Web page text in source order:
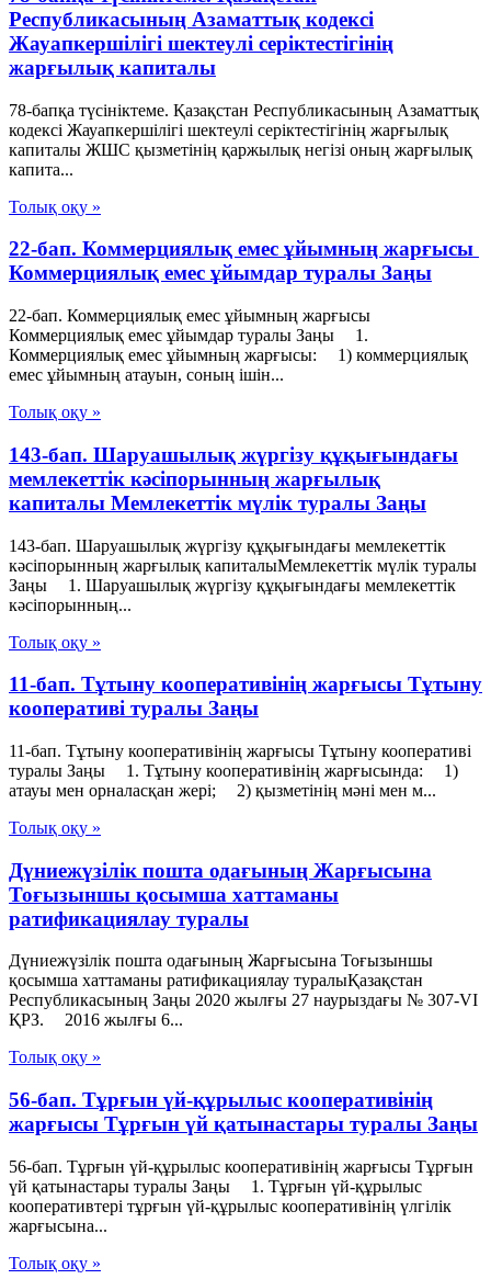
Республикасының Азаматтық кодексі
Жауапкершілігі шектеулі серіктестігінің
жарғылық капиталы
78-бапқа түсініктеме. Қазақстан Республикасының Азаматтық
кодексі Жауапкершілігі шектеулі серіктестігінің жарғылық
капиталы ЖШС қызметінің қаржылық негізі оның жарғылық
капита...
Толық оқу »
22-бап. Коммерциялық емес ұйымның жарғысы
Коммерциялық емес ұйымдар туралы Заңы
22-бап. Коммерциялық емес ұйымның жарғысы
Коммерциялық емес ұйымдар туралы Заңы 1.
Коммерциялық емес ұйымның жарғысы: 1) коммерциялық
емес ұйымның атауын, соның iшiн...
Толық оқу »
143-бап. Шаруашылық жүргізу құқығындағы
мемлекеттік кәсiпорынның жарғылық
капиталы Мемлекеттік мүлік туралы Заңы
143-бап. Шаруашылық жүргізу құқығындағы мемлекеттік
кәсiпорынның жарғылық капиталыМемлекеттік мүлік туралы
Заңы 1. Шаруашылық жүргізу құқығындағы мемлекеттік
кәсiпорынның...
Толық оқу »
11-бап. Тұтыну кооперативiнiң жарғысы Тұтыну
кооперативі туралы Заңы
11-бап. Тұтыну кооперативiнiң жарғысы Тұтыну кооперативі
туралы Заңы 1. Тұтыну кооперативiнiң жарғысында: 1)
атауы мен орналасқан жерi; 2) қызметiнiң мәнi мен м...
Толық оқу »
Дүниежүзілік пошта одағының Жарғысына
Тоғызыншы қосымша хаттаманы
ратификациялау туралы
Дүниежүзілік пошта одағының Жарғысына Тоғызыншы
қосымша хаттаманы ратификациялау туралыҚазақстан
Республикасының Заңы 2020 жылғы 27 наурыздағы № 307-VІ
ҚРЗ. 2016 жылғы 6...
Толық оқу »
56-бап. Тұрғын үй-құрылыс кооперативiнiң
жарғысы Тұрғын үй қатынастары туралы Заңы
56-бап. Тұрғын үй-құрылыс кооперативiнiң жарғысы Тұрғын
үй қатынастары туралы Заңы 1. Тұрғын үй-құрылыс
кооперативтері тұрғын үй-құрылыс кооперативінің үлгілік
жарғысына...
Толық оқу »